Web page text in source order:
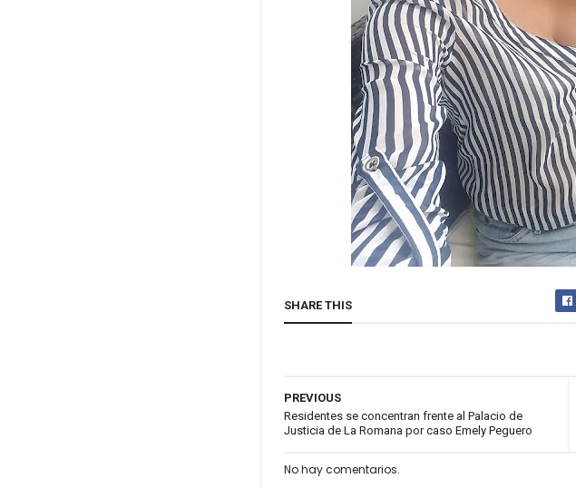
SHARE THIS
PREVIOUS
Residentes se concentran frente al Palacio de
Justicia de La Romana por caso Emely Peguero
No hay comentarios.